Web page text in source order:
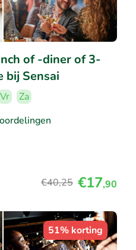
of -diner of 3-
bij Sensai
Vr
Za
€40,25 €17,90
51% korting